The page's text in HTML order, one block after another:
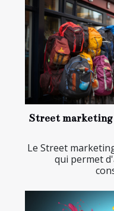
Street marketing
Le Street
qui permet